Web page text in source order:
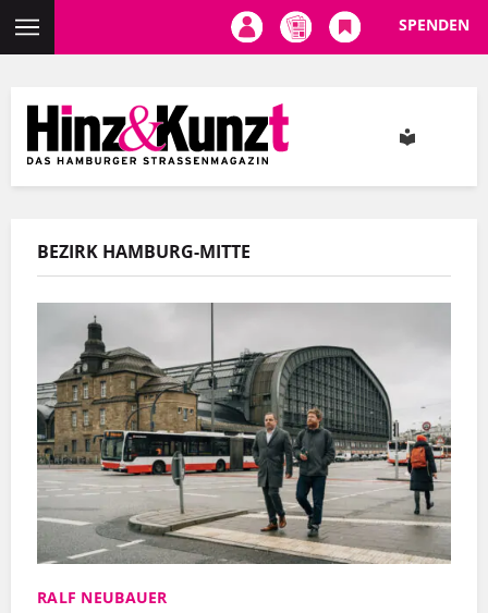
Inhalt
SPENDEN
BEZIRK HAMBURG-MITTE
RALF NEUBAUER